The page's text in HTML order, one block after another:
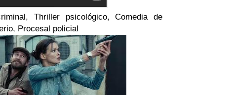
Thriller psicológico, Comedia de
Procesal policial